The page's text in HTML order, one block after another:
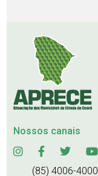
Nossos canais
(85) 4006-4000